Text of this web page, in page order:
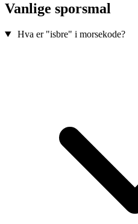
Vanlige sporsmal
Hva er "isbre" i morsekode?